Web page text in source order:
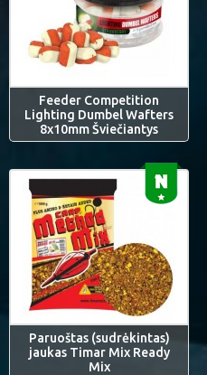
Feeder Competition
Lighting Dumbel Wafters
8x10mm Šviečiantys
Paruoštas (sudrėkintas)
jaukas Timar Mix Ready
Mix